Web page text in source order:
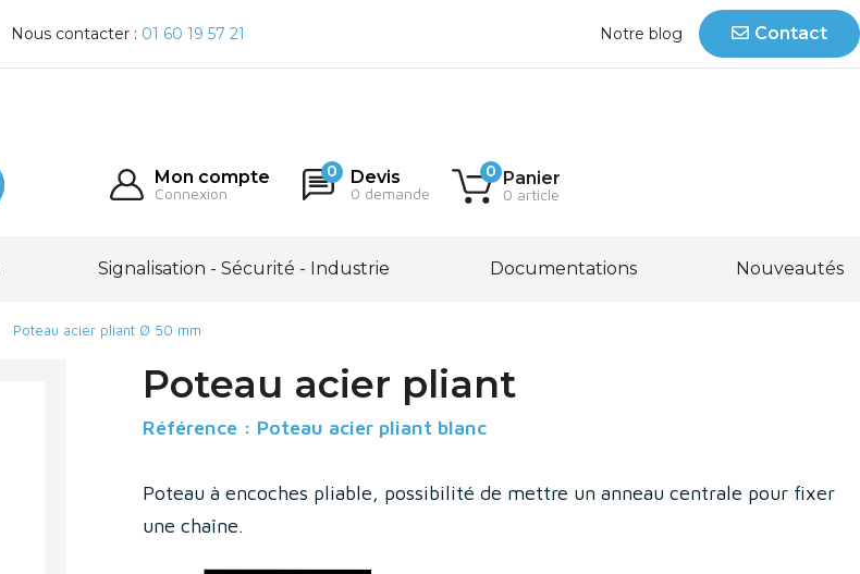
Nous contacter : 01 60 19 57 21 Notre blog Contact
Mon compte
Connexion
Devis
0 demande
0 0 Panier
0 article
Signalisation - Sécurité - Industrie Documentations Nouveautés
Poteau acier pliant Ø 50 mm
Poteau acier pliant
Référence : Poteau acier pliant blanc
Poteau à encoches pliable, possibilité de mettre un anneau centrale pour fixer
une chaîne.